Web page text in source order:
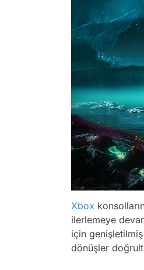
Xbox
ilerlemeye
için
dönüşler